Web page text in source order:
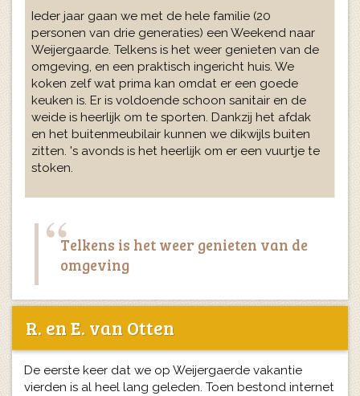
Ieder jaar gaan we met de hele familie (20
personen van drie generaties) een Weekend naar
Weijergaarde. Telkens is het weer genieten van de
omgeving, en een praktisch ingericht huis. We
koken zelf wat prima kan omdat er een goede
keuken is. Er is voldoende schoon sanitair en de
weide is heerlijk om te sporten. Dankzij het afdak
en het buitenmeubilair kunnen we dikwijls buiten
zitten. 's avonds is het heerlijk om er een vuurtje te
stoken.
Telkens is het weer genieten van de
omgeving
R. en E. van Otten
De eerste keer dat we op Weijergaerde vakantie
vierden is al heel lang geleden. Toen bestond internet